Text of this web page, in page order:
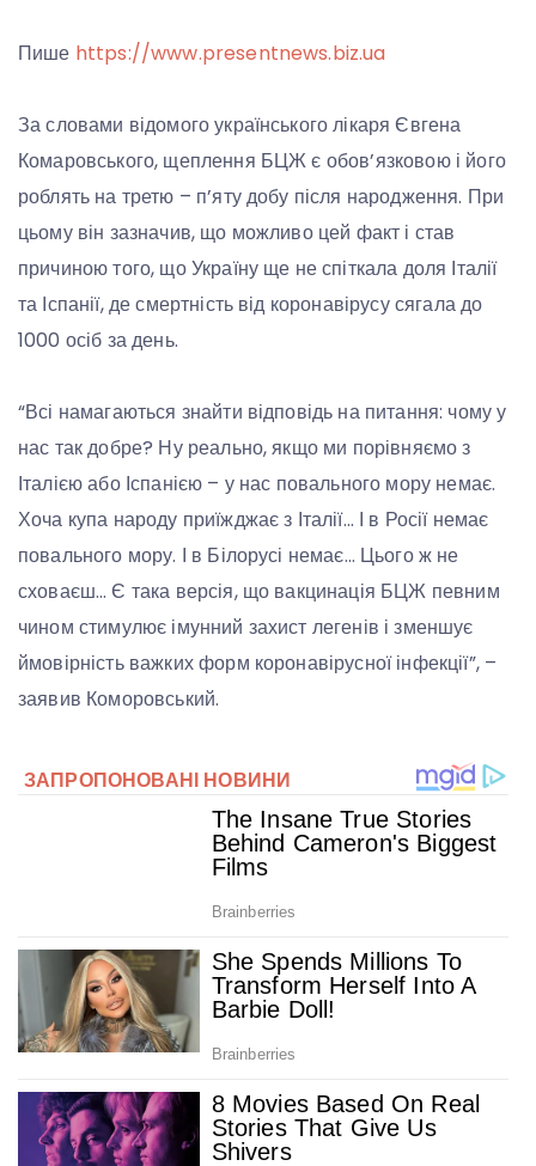
Пише https://www.presentnews.biz.ua
За словами відомого українського лікаря Євгена
Комаровського, щеплення БЦЖ є обов’язковою і його
роблять на третю – п’яту добу після народження. При
цьому він зазначив, що можливо цей факт і став
причиною того, що Україну ще не спіткала доля Італії
та Іспанії, де смертність від коронавірусу сягала до
1000 осіб за день.
“Всі намагаються знайти відповідь на питання: чому у
нас так добре? Ну реально, якщо ми порівняємо з
Італією або Іспанією – у нас повального мору немає.
Хоча купа народу приїжджає з Італії… І в Росії немає
повального мору. І в Білорусі немає… Цього ж не
сховаєш… Є така версія, що вакцинація БЦЖ певним
чином стимулює імунний захист легенів і зменшує
ймовірність важких форм коронавірусної інфекції”, –
заявив Коморовський.